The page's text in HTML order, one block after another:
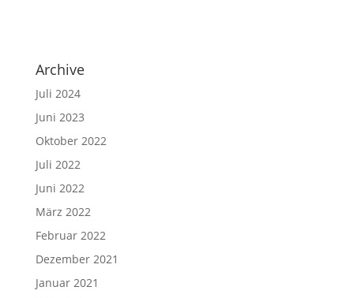
Archive
Juli 2024
Juni 2023
Oktober 2022
Juli 2022
Juni 2022
März 2022
Februar 2022
Dezember 2021
Januar 2021